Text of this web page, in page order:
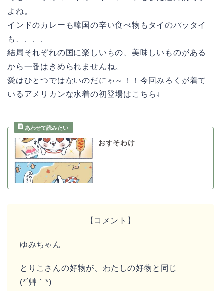
よね。
インドのカレーも韓国の辛い食べ物もタイのパッタイ
も、、、、
結局それぞれの国に楽しいもの、美味しいものがある
から一番はきめられませんね。
愛はひとつではないのだにゃ～！！今回みろくが着て
いるアメリカンな水着の初登場はこちら↓
おすそわけ
【コメント】
ゆみちゃん
とりこさんの好物が、わたしの好物と同じ
(*´艸｀*)